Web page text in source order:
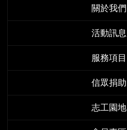
關於我們
活動訊息
服務項目
信眾捐助
志工園地